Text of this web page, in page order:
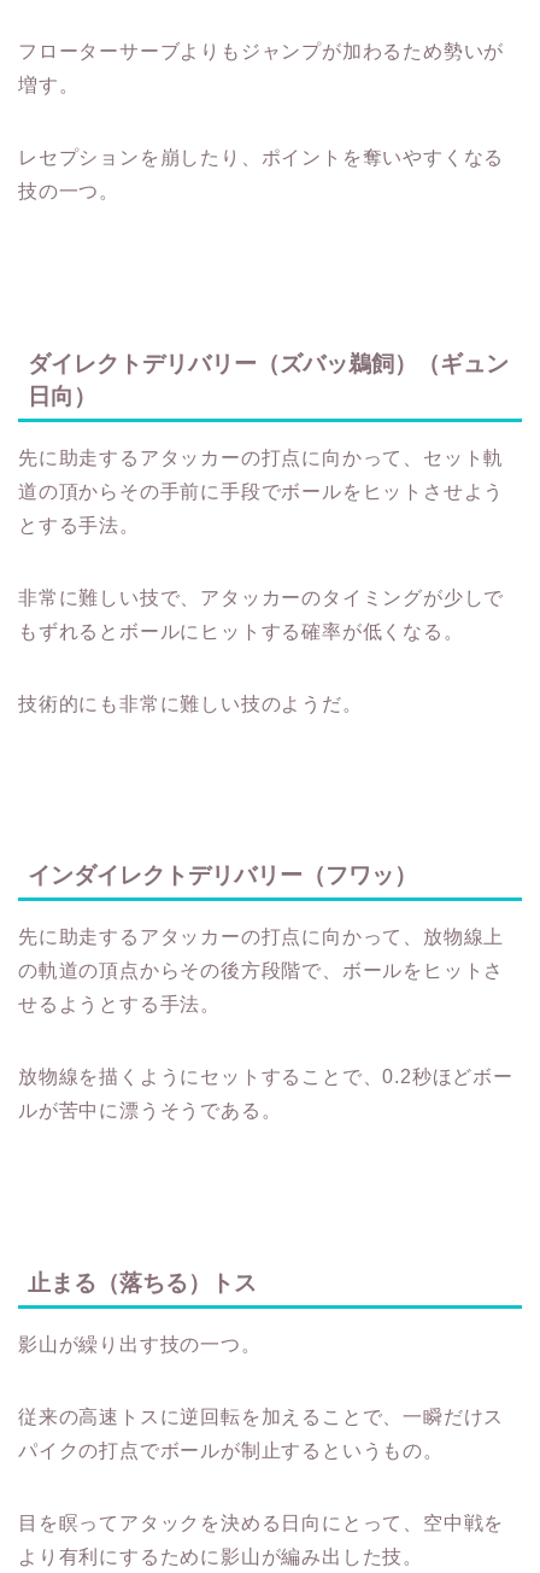
フローターサーブよりもジャンプが加わるため勢いが
増す。
レセプションを崩したり、ポイントを奪いやすくなる
技の一つ。
ダイレクトデリバリー（ズバッ鵜飼）（ギュン
日向）
先に助走するアタッカーの打点に向かって、セット軌
道の頂からその手前に手段でボールをヒットさせよう
とする手法。
非常に難しい技で、アタッカーのタイミングが少しで
もずれるとボールにヒットする確率が低くなる。
技術的にも非常に難しい技のようだ。
インダイレクトデリバリー（フワッ）
先に助走するアタッカーの打点に向かって、放物線上
の軌道の頂点からその後方段階で、ボールをヒットさ
せるようとする手法。
放物線を描くようにセットすることで、0.2秒ほどボー
ルが苦中に漂うそうである。
止まる（落ちる）トス
影山が繰り出す技の一つ。
従来の高速トスに逆回転を加えることで、一瞬だけス
パイクの打点でボールが制止するというもの。
目を瞑ってアタックを決める日向にとって、空中戦を
より有利にするために影山が編み出した技。